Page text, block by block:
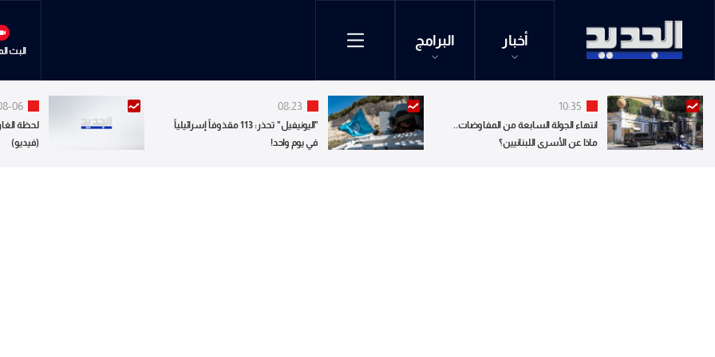
أخبار البرامج
البث
10:35
انتهاء الجولة السابعة من المفاوضات..
ماذا عن الأسرى اللبنانيين؟
08:23
"اليونيفيل" تحذر: 113 مقذوفاً إسرائيلياً
في يوم واحد!
06
لحظة
(فيديو)